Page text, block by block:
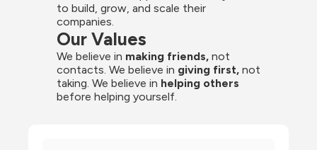
to build, grow, and scale their
companies.
Our Values
We believe in making friends, not
contacts. We believe in giving first, not
taking. We believe in helping others
before helping yourself.